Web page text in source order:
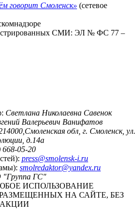
говорит Смоленск» (сетевое
СМИ: ЭЛ № ФС 77 –
Светлана Николаевна Савенок
Валерьевич Ванифатов
обл, г. Смоленск, ул.
д.14а
668-05-20
press@smolensk-i.ru
smolredaktor@yandex.ru
ГС"
ИСПОЛЬЗОВАНИЕ
НА САЙТЕ, БЕЗ